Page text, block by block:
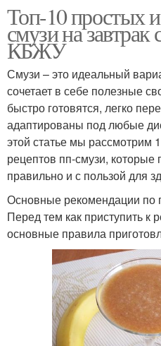
Топ-10 простых
смузи на
КБЖУ
Смузи – это идеальный
сочетает в себе полезные
быстро готовятся, легко
адаптированы под любые
этой статье мы рассмотрим
рецептов пп-смузи, которые
правильно и с пользой для
Основные рекомендации по
Перед тем как приступить к
основные правила